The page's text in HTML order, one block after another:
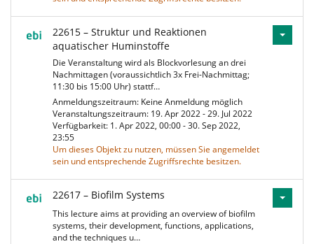
22615 – Struktur und Reaktionen
aquatischer Huminstoffe
Die Veranstaltung wird als Blockvorlesung an drei
Nachmittagen (voraussichtlich 3x Frei-Nachmittag;
11:30 bis 15:00 Uhr) stattf…
Anmeldungszeitraum: Keine Anmeldung möglich
Veranstaltungszeitraum: 19. Apr 2022 - 29. Jul 2022
Verfügbarkeit: 1. Apr 2022, 00:00 - 30. Sep 2022,
23:55
Um dieses Objekt zu nutzen, müssen Sie angemeldet
sein und entsprechende Zugriffsrechte besitzen.
22617 – Biofilm Systems
This lecture aims at providing an overview of biofilm
systems, their development, functions, applications,
and the techniques u…